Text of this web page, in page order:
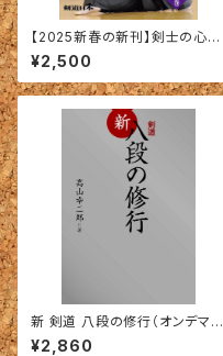
【2025新春の新刊】剣士の心得
〈弐巻〉馬場欽司＝著
¥2,500
新 剣道 八段の修行（オンデマン
ド版）
¥2,860